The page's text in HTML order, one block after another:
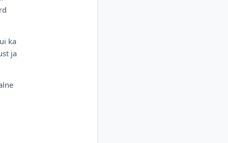
ka
ja